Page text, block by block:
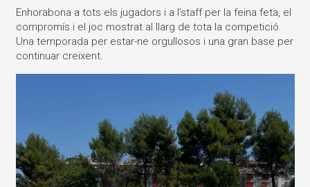
Enhorabona a tots els jugadors i a l’staff per la feina feta, el
compromís i el joc mostrat al llarg de tota la competició.
Una temporada per estar-ne orgullosos i una gran base per
continuar creixent.